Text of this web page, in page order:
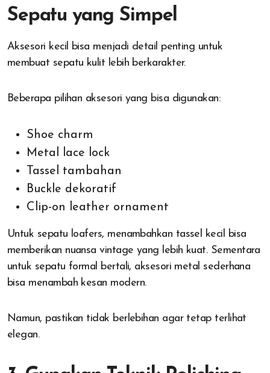
Sepatu yang Simpel
Aksesori kecil bisa menjadi detail penting untuk
membuat sepatu kulit lebih berkarakter.
Beberapa pilihan aksesori yang bisa digunakan:
Shoe charm
Metal lace lock
Tassel tambahan
Buckle dekoratif
Clip-on leather ornament
Untuk sepatu loafers, menambahkan tassel kecil bisa
memberikan nuansa vintage yang lebih kuat. Sementara
untuk sepatu formal bertali, aksesori metal sederhana
bisa menambah kesan modern.
Namun, pastikan tidak berlebihan agar tetap terlihat
elegan.